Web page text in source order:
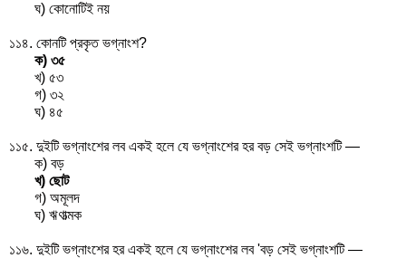
ঘ) কোনোটিই নয়
১১৪. কোনটি প্রকৃত ভগ্নাংশ?
ক) ৩৫
খ) ৫৩
গ) ৩২
ঘ) ৪৫
১১৫. দুইটি ভগ্নাংশের লব একই হলে যে ভগ্নাংশের হর বড় সেই ভগ্নাংশটি —
ক) বড়
খ) ছোট
গ) অমূলদ
ঘ) ঋণাত্মক
১১৬. দুইটি ভগ্নাংশের হর একই হলে যে ভগ্নাংশের লব 'বড় সেই ভগ্নাংশটি —